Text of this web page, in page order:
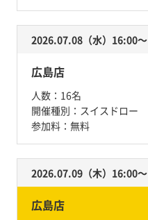
2026.07.08（水）16:00〜
広島店
人数： 16名
開催種別： スイスドロー
参加料： 無料
2026.07.09（木）16:00〜
広島店